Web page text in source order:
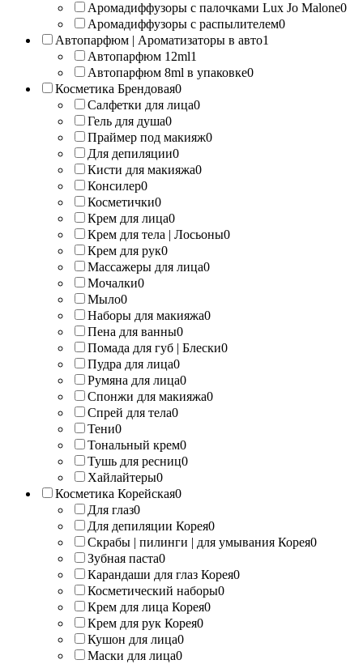
Аромадиффузоры с палочками Lux Jo Malone0
Аромадиффузоры с распылителем0
Автопарфюм | Ароматизаторы в авто1
Автопарфюм 12ml1
Автопарфюм 8ml в упаковке0
Косметика Брендовая0
Салфетки для лица0
Гель для душа0
Праймер под макияж0
Для депиляции0
Кисти для макияжа0
Консилер0
Косметички0
Крем для лица0
Крем для тела | Лосьоны0
Крем для рук0
Массажеры для лица0
Мочалки0
Мыло0
Наборы для макияжа0
Пена для ванны0
Помада для губ | Блески0
Пудра для лица0
Румяна для лица0
Спонжи для макияжа0
Спрей для тела0
Тени0
Тональный крем0
Тушь для ресниц0
Хайлайтеры0
Косметика Корейская0
Для глаз0
Для депиляции Корея0
Скрабы | пилинги | для умывания Корея0
Зубная паста0
Карандаши для глаз Корея0
Косметический наборы0
Крем для лица Корея0
Крем для рук Корея0
Кушон для лица0
Маски для лица0